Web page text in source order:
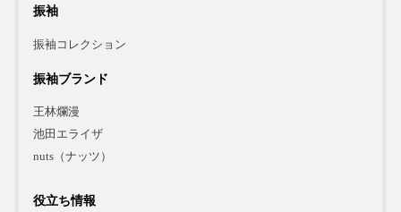
振袖
振袖コレクション
振袖ブランド
王林爛漫
池田エライザ
nuts（ナッツ）
役立ち情報